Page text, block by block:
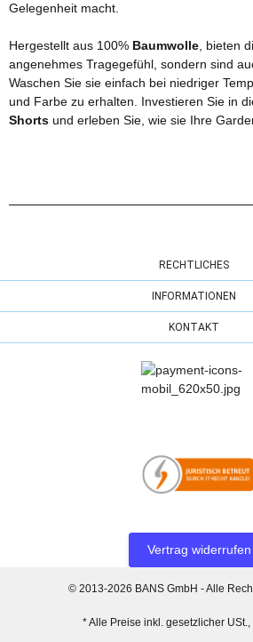
Gelegenheit macht.
Hergestellt aus 100% Baumwolle, bieten
angenehmes Tragegefühl, sondern sind
Waschen Sie sie einfach bei niedriger
und Farbe zu erhalten. Investieren Sie in
Shorts und erleben Sie, wie sie Ihre
RECHTLICHES
INFORMATIONEN
KONTAKT
Vertrag widerrufen
© 2013-2026 BANS GmbH - Alle
* Alle Preise inkl. gesetzlicher USt.,